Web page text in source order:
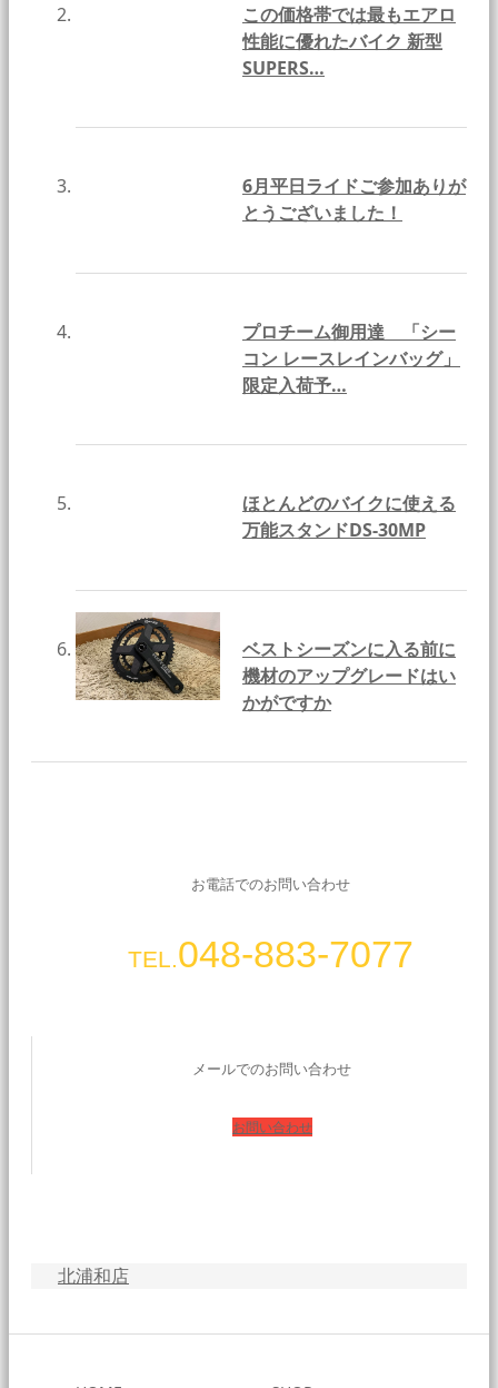
この価格帯では最もエアロ
性能に優れたバイク 新型
SUPERS…
6月平日ライドご参加ありが
とうございました！
プロチーム御用達 「シー
コン レースレインバッグ」
限定入荷予…
ほとんどのバイクに使える
万能スタンドDS-30MP
ベストシーズンに入る前に
機材のアップグレードはい
かがですか
お電話でのお問い合わせ
TEL.048-883-7077
メールでのお問い合わせ
お問い合わせ
北浦和店